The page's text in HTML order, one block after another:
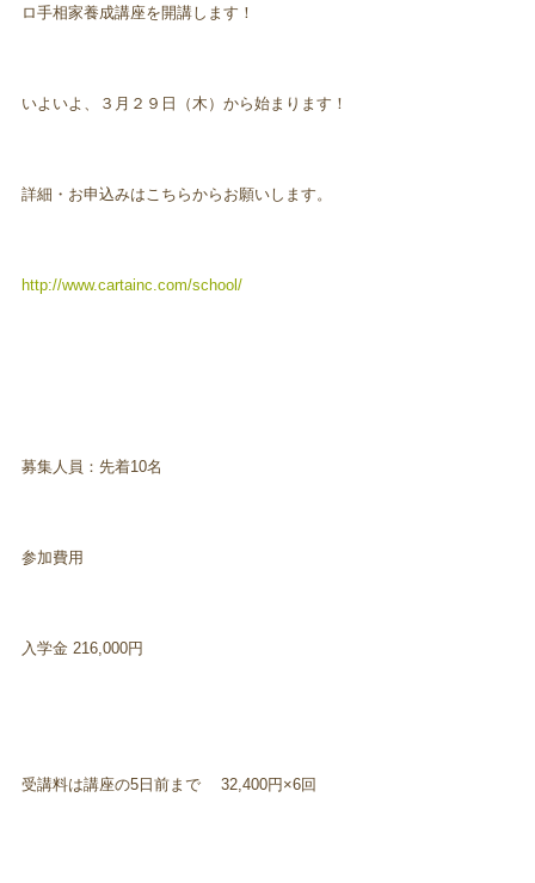
ロ手相家養成講座を開講します！
いよいよ、３月２９日（木）から始まります！
詳細・お申込みはこちらからお願いします。
http://www.cartainc.com/school/
募集人員：先着10名
参加費用
入学金 216,000円
受講料は講座の5日前まで 32,400円×6回